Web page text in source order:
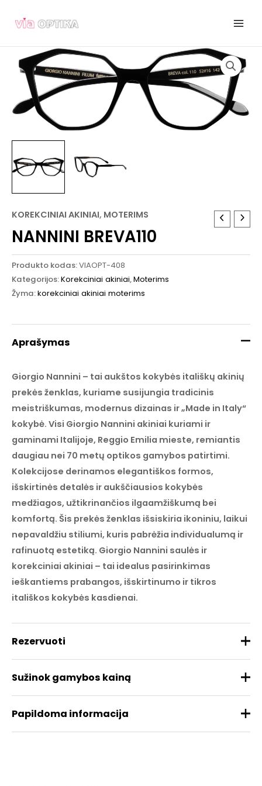
prie
KOREKCINIAI AKINIAI, MOTERIMS
NANNINI BREVA110
Produkto kodas:VIAOPT-408
Kategorijos:Korekciniai akiniai,Moterims
Žyma:korekciniai akiniai moterims
Aprašymas
Giorgio Nannini – tai aukštos kokybės itališkų akinių
prekės ženklas, kuriame susijungia tradicinis
meistriškumas, modernus dizainas ir „Made in Italy“
kokybė. Visi Giorgio Nannini akiniai kuriami ir
gaminami Italijoje, Reggio Emilia mieste, remiantis
daugiau nei 70 metų optikos gamybos patirtimi.
Kolekcijose derinamos elegantiškos formos,
išskirtinės detalės ir aukščiausios kokybės
medžiagos, užtikrinančios ilgaamžiškumą bei
komfortą. Šis prekės ženklas išsiskiria ikoniniu, laikui
nepavaldžiu stiliumi, kuris pabrėžia individualumą ir
rafinuotą estetiką. Giorgio Nannini saulės ir
korekciniai akiniai – tai idealus pasirinkimas
ieškantiems prabangos, išskirtinumo ir tikros
itališkos kokybės kasdienai.
Rezervuoti
Sužinok gamybos kainą
Papildoma informacija